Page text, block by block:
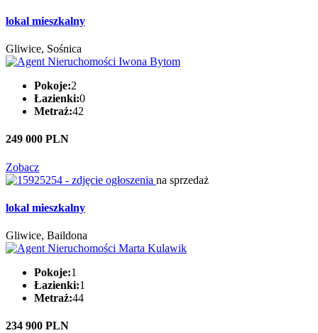
lokal mieszkalny
Gliwice, Sośnica
Pokoje:2
Łazienki:0
Metraż:42
249 000 PLN
Zobacz
na sprzedaż
lokal mieszkalny
Gliwice, Baildona
Pokoje:1
Łazienki:1
Metraż:44
234 900 PLN